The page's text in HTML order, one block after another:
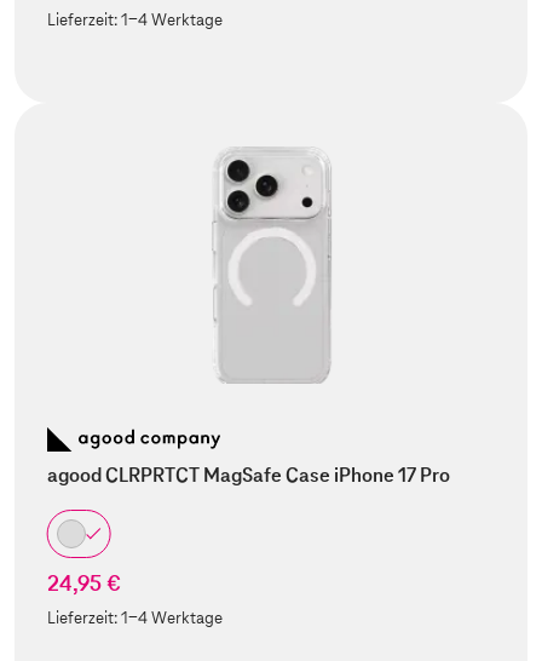
Lieferzeit:1-4 Werktage
agood CLRPRTCT MagSafe Case iPhone 17 Pro
24,95 €
Lieferzeit:1-4 Werktage